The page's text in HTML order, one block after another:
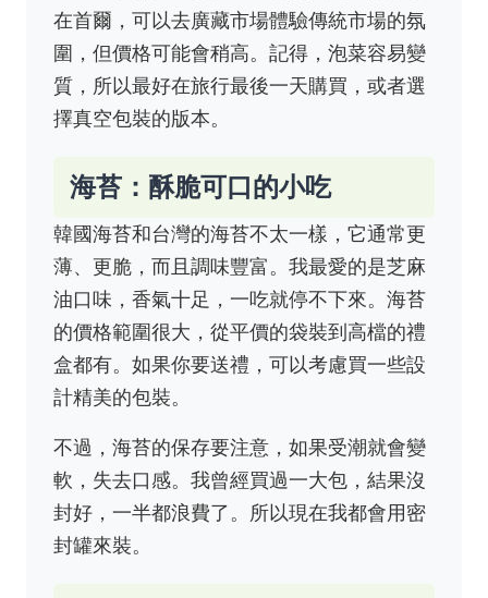
在首爾，可以去廣藏市場體驗傳統市場的氛
圍，但價格可能會稍高。記得，泡菜容易變
質，所以最好在旅行最後一天購買，或者選
擇真空包裝的版本。
海苔：酥脆可口的小吃
韓國海苔和台灣的海苔不太一樣，它通常更
薄、更脆，而且調味豐富。我最愛的是芝麻
油口味，香氣十足，一吃就停不下來。海苔
的價格範圍很大，從平價的袋裝到高檔的禮
盒都有。如果你要送禮，可以考慮買一些設
計精美的包裝。
不過，海苔的保存要注意，如果受潮就會變
軟，失去口感。我曾經買過一大包，結果沒
封好，一半都浪費了。所以現在我都會用密
封罐來裝。